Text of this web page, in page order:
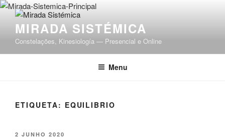
MIRADA SISTÉMICA
Constelações, Kinesiología — Presencial e Online
Menu
ETIQUETA: EQUILIBRIO
2 JUNHO 2020